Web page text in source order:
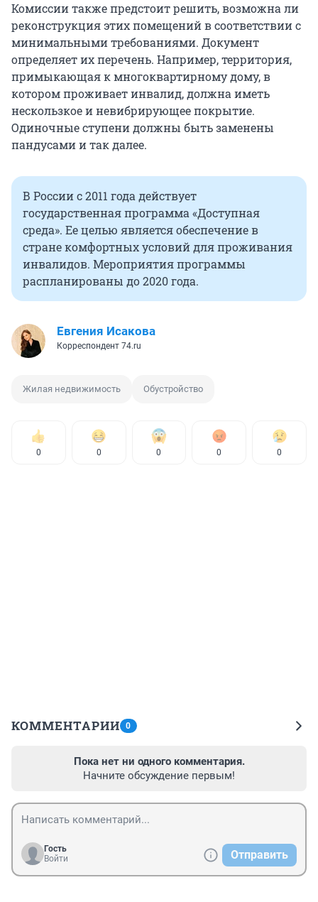
Комиссии также предстоит решить, возможна ли
реконструкция этих помещений в соответствии с
минимальными требованиями. Документ
определяет их перечень. Например, территория,
примыкающая к многоквартирному дому, в
котором проживает инвалид, должна иметь
нескользкое и невибрирующее покрытие.
Одиночные ступени должны быть заменены
пандусами и так далее.
В России с 2011 года действует
государственная программа «Доступная
среда». Ее целью является обеспечение в
стране комфортных условий для проживания
инвалидов. Мероприятия программы
распланированы до 2020 года.
Евгения Исакова
Корреспондент 74.ru
Жилая недвижимость Обустройство
0 0 0 0 0
КОММЕНТАРИИ 0
Пока нет ни одного комментария.
Начните обсуждение первым!
Гость
Войти
Отправить